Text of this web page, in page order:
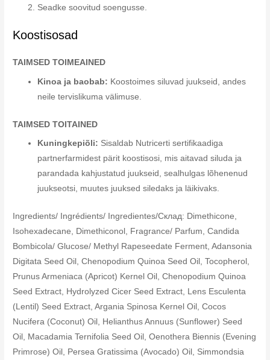
Seadke soovitud soengusse.
Koostisosad
TAIMSED TOIMEAINED
Kinoa ja baobab: Koostoimes siluvad juukseid, andes
neile tervislikuma välimuse.
TAIMSED TOITAINED
Kuningkepiõli: Sisaldab Nutricerti sertifikaadiga
partnerfarmidest pärit koostisosi, mis aitavad siluda ja
parandada kahjustatud juukseid, sealhulgas lõhenenud
juukseotsi, muutes juuksed siledaks ja läikivaks.
Ingredients/ Ingrédients/ Ingredientes/Склад: Dimethicone,
Isohexadecane, Dimethiconol, Fragrance/ Parfum, Candida
Bombicola/ Glucose/ Methyl Rapeseedate Ferment, Adansonia
Digitata Seed Oil, Chenopodium Quinoa Seed Oil, Tocopherol,
Prunus Armeniaca (Apricot) Kernel Oil, Chenopodium Quinoa
Seed Extract, Hydrolyzed Cicer Seed Extract, Lens Esculenta
(Lentil) Seed Extract, Argania Spinosa Kernel Oil, Cocos
Nucifera (Coconut) Oil, Helianthus Annuus (Sunflower) Seed
Oil, Macadamia Ternifolia Seed Oil, Oenothera Biennis (Evening
Primrose) Oil, Persea Gratissima (Avocado) Oil, Simmondsia